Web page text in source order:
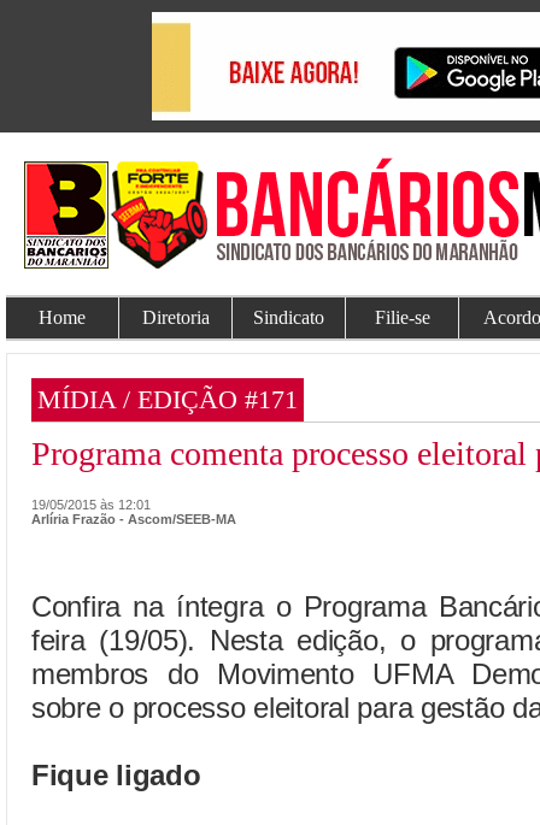
Home Diretoria Sindicato Filie-se
MÍDIA / EDIÇÃO #171
Programa comenta processo
19/05/2015 às 12:01
Arlíria Frazão - Ascom/SEEB-MA
Confira na íntegra o Programa
feira (19/05). Nesta edição, o
membros do Movimento UFMA
sobre o processo eleitoral para gestão
Fique ligado